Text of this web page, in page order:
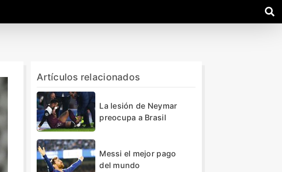
Artículos relacionados
La lesión de Neymar
preocupa a Brasil
Messi el mejor pago
del mundo